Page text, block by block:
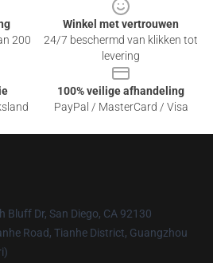
200
Winkel met vertrouwen
24/7 beschermd van klikken tot
levering
100% veilige afhandeling
PayPal / MasterCard / Visa
Bluff Dr, San Diego, CA 92130
Road, Tianhe District, Guangzhou